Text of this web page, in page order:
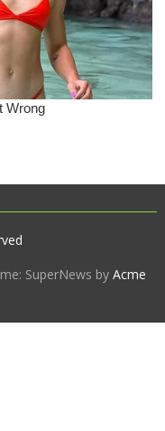
SuperNews byAcme